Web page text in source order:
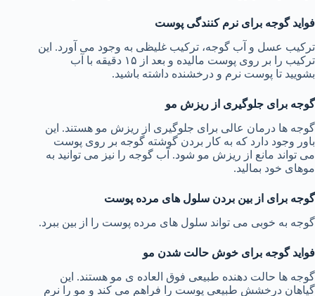
فواید گوجه برای نرم کنندگی پوست
ترکیب عسل و آب گوجه، ترکیب غلیظی به وجود می آورد. این
ترکیب را بر روی پوست مالیده و بعد از ۱۵ دقیقه با آب
بشویید تا پوست نرم و درخشنده داشته باشید.
گوجه برای جلوگیری از ریزش مو
گوجه ها درمان عالی برای جلوگیری از ریزش مو هستند. این
باور وجود دارد که به کار بردن گوشته گوجه بر روی پوست
می تواند مانع از ریزش مو شود. آب گوجه را نیز می توانید به
موهای خود بمالید.
گوجه برای از بین بردن سلول های مرده پوست
گوجه به خوبی می تواند سلول های مرده پوست را از بین ببرد.
فواید گوجه برای خوش حالت شدن مو
گوجه ها حالت دهنده طبیعی فوق العاده ی مو هستند. این
گیاهان درخشش طبیعی پوست را فراهم می کند و مو را نرم